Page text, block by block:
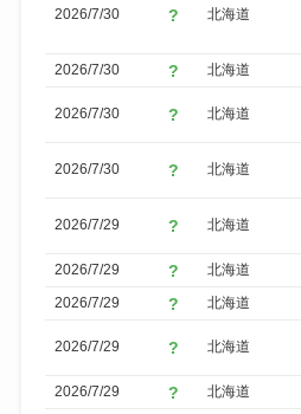
み
2026/7/30 北海道
2026/7/30
北海道
2026/7/30 北海道
2026/7/30 北海道
2026/7/29 北海道
2026/7/29
北海道
2026/7/29
北海道
2026/7/29 北海道
2026/7/29
北海道